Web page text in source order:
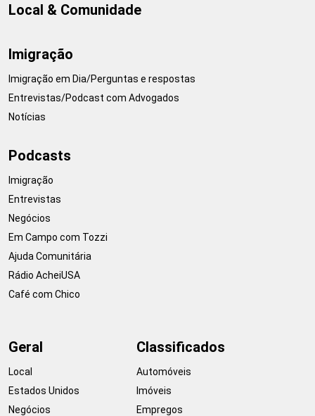
Local & Comunidade
Imigração
Imigração em Dia/Perguntas e respostas
Entrevistas/Podcast com Advogados
Notícias
Podcasts
Imigração
Entrevistas
Negócios
Em Campo com Tozzi
Ajuda Comunitária
Rádio AcheiUSA
Café com Chico
Geral
Local
Estados Unidos
Negócios
Classificados
Automóveis
Imóveis
Empregos